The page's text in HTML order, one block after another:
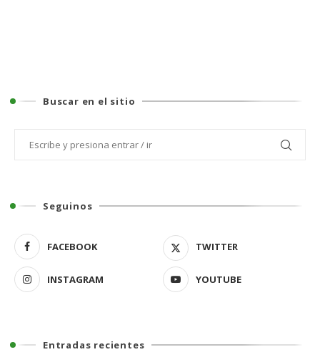
Buscar en el sitio
Seguinos
FACEBOOK TWITTER
INSTAGRAM YOUTUBE
Entradas recientes